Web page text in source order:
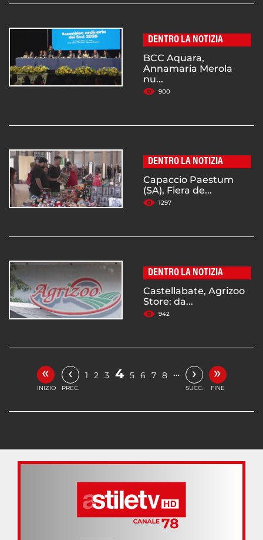
DENTRO LA NOTIZIA
BCC Aquara,
Annamaria Merola
nu...
900
DENTRO LA NOTIZIA
Capaccio Paestum
(SA), Fiera de...
1297
DENTRO LA NOTIZIA
Castellabate, Agrizoo
Store: da...
942
«
INIZIO
‹
PREC.
1 2 3 4 5 6 7 8 … ›
SUCC.
»
FINE